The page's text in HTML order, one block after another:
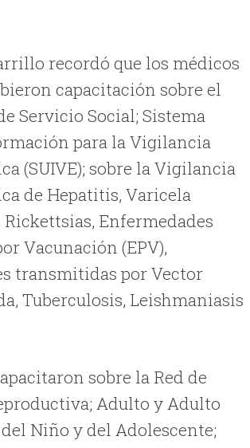
recordó que los médicos
capacitación sobre el
Servicio Social; Sistema
para la Vigilancia
(SUIVE); sobre la Vigilancia
de Hepatitis, Varicela
Rickettsias, Enfermedades
Vacunación (EPV),
transmitidas por Vector
Tuberculosis, Leishmaniasis
sobre la Red de
Adulto y Adulto
Niño y del Adolescente;